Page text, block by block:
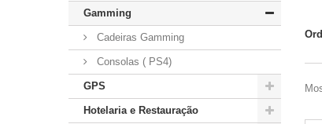
Gamming
Cadeiras Gamming
Consolas ( PS4)
GPS
Hotelaria e Restauração